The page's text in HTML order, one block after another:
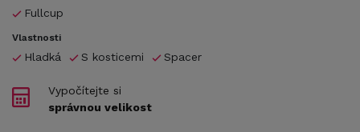
Fullcup
Vlastnosti
Hladká S kosticemi Spacer
Vypočítejte si
správnou velikost